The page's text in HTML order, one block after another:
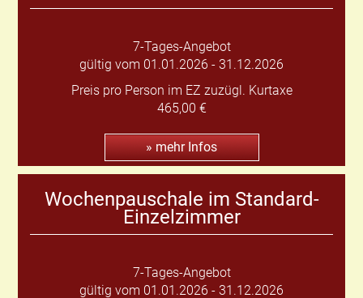
7-Tages-Angebot
gültig vom 01.01.2026 - 31.12.2026
Preis pro Person im EZ zuzügl. Kurtaxe
465,00 €
» mehr Infos
Wochenpauschale im Standard-
Einzelzimmer
7-Tages-Angebot
gültig vom 01.01.2026 - 31.12.2026